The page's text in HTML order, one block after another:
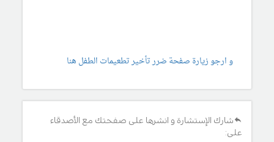
و ارجو زيارة صفحة ضرر تأخير تطعيمات الطفل هنا
شارك الإستشارة و انشرها على صفحتك مع الأصدقاء
على: